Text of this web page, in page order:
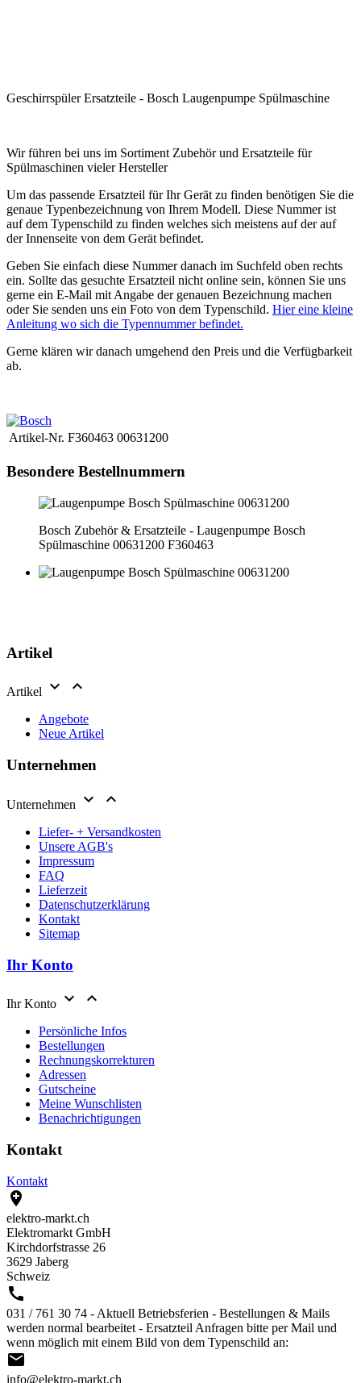
Geschirrspüler Ersatzteile - Bosch Laugenpumpe Spülmaschine
Wir führen bei uns im Sortiment Zubehör und Ersatzteile für
Spülmaschinen vieler Hersteller
Um das passende Ersatzteil für Ihr Gerät zu finden benötigen Sie die
genaue Typenbezeichnung von Ihrem Modell. Diese Nummer ist
auf dem Typenschild zu finden welches sich meistens auf der auf
der Innenseite von dem Gerät befindet.
Geben Sie einfach diese Nummer danach im Suchfeld oben rechts
ein. Sollte das gesuchte Ersatzteil nicht online sein, können Sie uns
gerne ein E-Mail mit Angabe der genauen Bezeichnung machen
oder Sie senden uns ein Foto von dem Typenschild. Hier eine kleine
Anleitung wo sich die Typennummer befindet.
Gerne klären wir danach umgehend den Preis und die Verfügbarkeit
ab.
Artikel-Nr. F360463 00631200
Besondere Bestellnummern
Bosch Zubehör & Ersatzteile - Laugenpumpe Bosch
Spülmaschine 00631200 F360463
Artikel
Artikel  
Angebote
Neue Artikel
Unternehmen
Unternehmen  
Liefer- + Versandkosten
Unsere AGB's
Impressum
FAQ
Lieferzeit
Datenschutzerklärung
Kontakt
Sitemap
Ihr Konto
Ihr Konto  
Persönliche Infos
Bestellungen
Rechnungskorrekturen
Adressen
Gutscheine
Meine Wunschlisten
Benachrichtigungen
Kontakt
Kontakt

elektro-markt.ch
Elektromarkt GmbH
Kirchdorfstrasse 26
3629 Jaberg
Schweiz

031 / 761 30 74 - Aktuell Betriebsferien - Bestellungen & Mails
werden normal bearbeitet - Ersatzteil Anfragen bitte per Mail und
wenn möglich mit einem Bild von dem Typenschild an:

info@elektro-markt.ch